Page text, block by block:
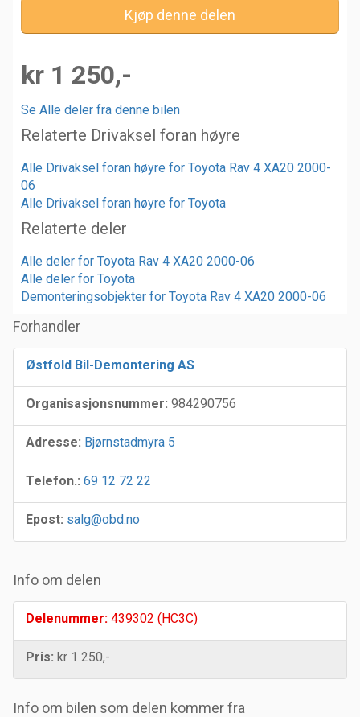
kr 1 250,-
Se Alle deler fra denne bilen
Relaterte Drivaksel foran høyre
Alle Drivaksel foran høyre for Toyota Rav 4 XA20 2000-
06
Alle Drivaksel foran høyre for Toyota
Relaterte deler
Alle deler for Toyota Rav 4 XA20 2000-06
Alle deler for Toyota
Demonteringsobjekter for Toyota Rav 4 XA20 2000-06
Forhandler
Østfold Bil-Demontering AS
Organisasjonsnummer: 984290756
Adresse: Bjørnstadmyra 5
Telefon.: 69 12 72 22
Epost: salg@obd.no
Info om delen
Delenummer: 439302 (HC3C)
Pris: kr 1 250,-
Info om bilen som delen kommer fra